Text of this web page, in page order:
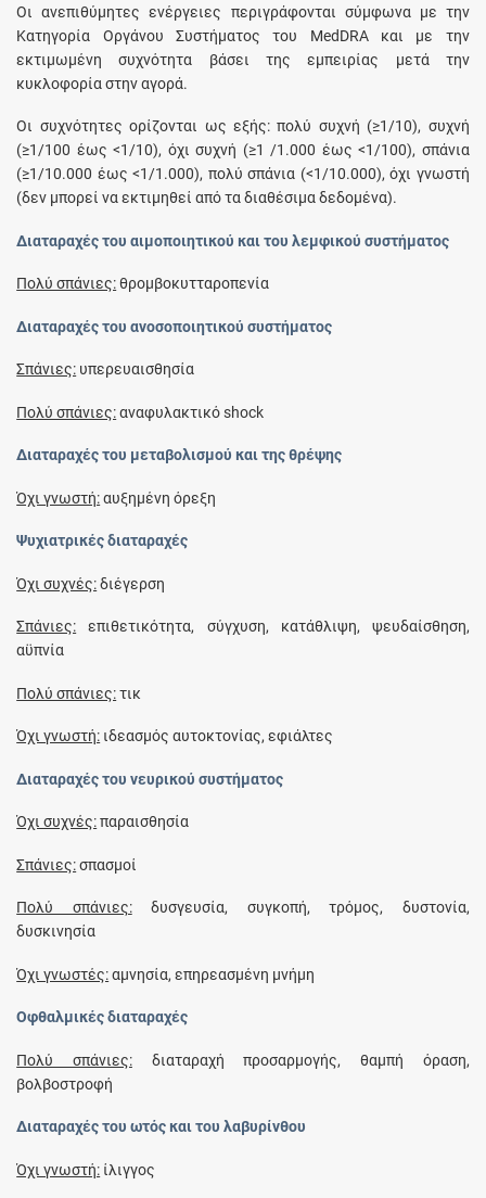
Οι ανεπιθύμητες ενέργειες περιγράφονται σύμφωνα με την
Κατηγορία Οργάνου Συστήματος του MedDRA και με την
εκτιμωμένη συχνότητα βάσει της εμπειρίας μετά την
κυκλοφορία στην αγορά.
Οι συχνότητες ορίζονται ως εξής: πολύ συχνή (≥1/10), συχνή
(≥1/100 έως <1/10), όχι συχνή (≥1 /1.000 έως <1/100), σπάνια
(≥1/10.000 έως <1/1.000), πολύ σπάνια (<1/10.000), όχι γνωστή
(δεν μπορεί να εκτιμηθεί από τα διαθέσιμα δεδομένα).
Διαταραχές του αιμοποιητικού και του λεμφικού συστήματος
Πολύ σπάνιες:θρομβοκυτταροπενία
Διαταραχές του ανοσοποιητικού συστήματος
Σπάνιες: υπερευαισθησία
Πολύ σπάνιες:αναφυλακτικό shock
Διαταραχές του μεταβολισμού και της θρέψης
Όχι γνωστή:αυξημένη όρεξη
Ψυχιατρικές διαταραχές
Όχι συχνές:διέγερση
Σπάνιες: επιθετικότητα, σύγχυση, κατάθλιψη, ψευδαίσθηση,
αϋπνία
Πολύ σπάνιες:τικ
Όχι γνωστή: ιδεασμός αυτοκτονίας, εφιάλτες
Διαταραχές του νευρικού συστήματος
Όχι συχνές:παραισθησία
Σπάνιες:σπασμοί
Πολύ σπάνιες:δυσγευσία, συγκοπή, τρόμος, δυστονία,
δυσκινησία
Όχι γνωστές:αμνησία, επηρεασμένη μνήμη
Οφθαλμικές διαταραχές
Πολύ σπάνιες:διαταραχή προσαρμογής, θαμπή όραση,
βολβοστροφή
Διαταραχές του ωτός και του λαβυρίνθου
Όχι γνωστή: ίλιγγος